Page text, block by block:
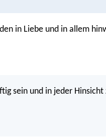
in Liebe und in allem
sein und in jeder